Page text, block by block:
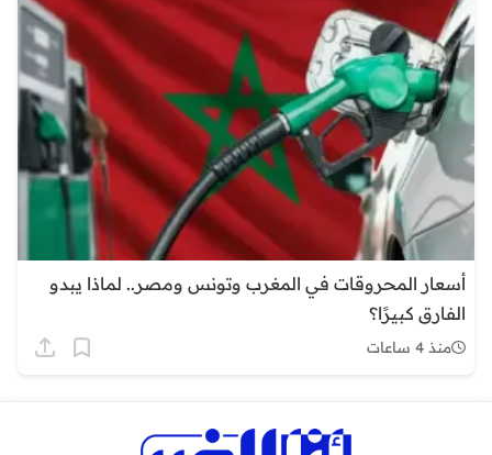
أسعار المحروقات في المغرب وتونس ومصر.. لماذا يبدو
الفارق كبيرًا؟
منذ 4 ساعات